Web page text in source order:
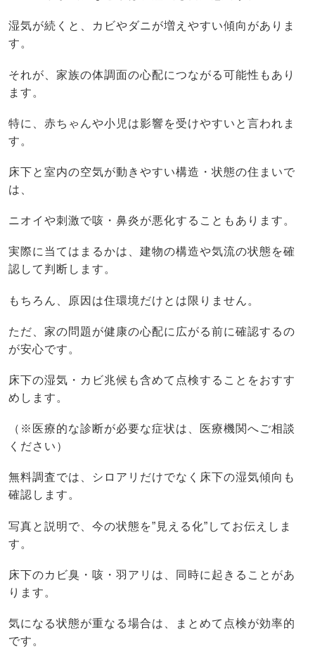
湿気が続くと、カビやダニが増えやすい傾向がありま
す。
それが、家族の体調面の心配につながる可能性もあり
ます。
特に、赤ちゃんや小児は影響を受けやすいと言われま
す。
床下と室内の空気が動きやすい構造・状態の住まいで
は、
ニオイや刺激で咳・鼻炎が悪化することもあります。
実際に当てはまるかは、建物の構造や気流の状態を確
認して判断します。
もちろん、原因は住環境だけとは限りません。
ただ、家の問題が健康の心配に広がる前に確認するの
が安心です。
床下の湿気・カビ兆候も含めて点検することをおすす
めします。
（※医療的な診断が必要な症状は、医療機関へご相談
ください）
無料調査では、シロアリだけでなく床下の湿気傾向も
確認します。
写真と説明で、今の状態を”見える化”してお伝えしま
す。
床下のカビ臭・咳・羽アリは、同時に起きることがあ
ります。
気になる状態が重なる場合は、まとめて点検が効率的
です。